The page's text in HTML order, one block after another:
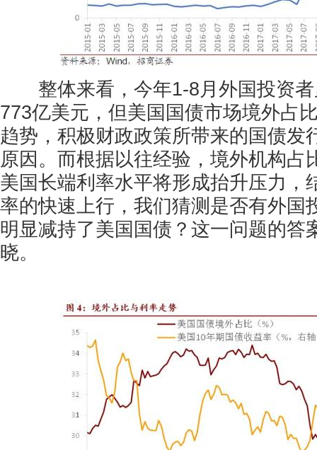
整体来看，今年1-8月外国投资者
773亿美元，但美国国债市场境外占
趋势，积极财政政策所带来的国债发
原因。而根据以往经验，境外机构占
美国长端利率水平将形成抬升压力，
率的快速上行，我们猜测是否有外国
明显减持了美国国债？这一问题的答
晓。